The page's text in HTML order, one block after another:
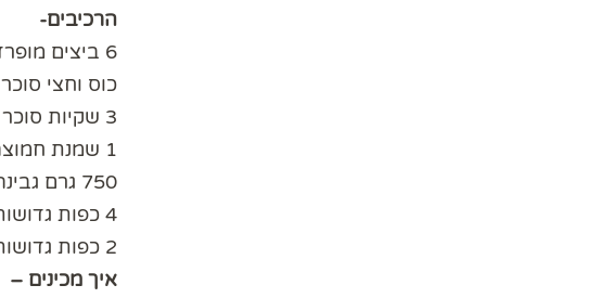
הרכיבים-
6 ביצים מופרדות
כוס וחצי סוכר
3 שקיות סוכר וניל
1 שמנת חמוצה
750 גרם גבינה לבנה
4 כפות גדושות קורנפלור
2 כפות גדושות קמח
איך מכינים –